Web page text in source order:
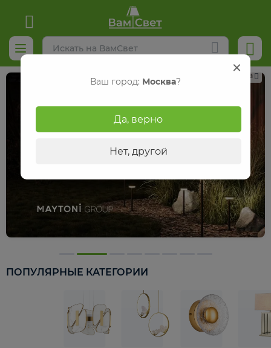
Реклама
ПОПУЛЯРНЫЕ КАТЕГОРИИ
Ваш город: Москва?
Да, верно
Нет, другой